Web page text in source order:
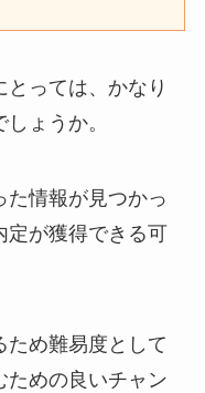
とっては、かなり
ょうか。
た情報が見つかっ
定が獲得できる可
ため難易度として
ための良いチャン